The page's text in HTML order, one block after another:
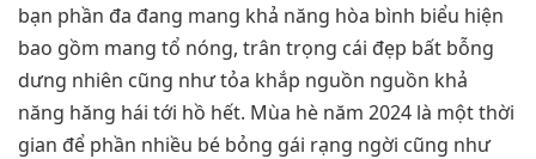
bạn phần đa đang mang khả năng hòa bình biểu hiện
bao gồm mang tổ nóng, trân trọng cái đẹp bất bỗng
dưng nhiên cũng như tỏa khắp nguồn nguồn khả
năng hăng hái tới hồ hết. Mùa hè năm 2024 là một thời
gian để phần nhiều bé bỏng gái rạng ngời cũng như